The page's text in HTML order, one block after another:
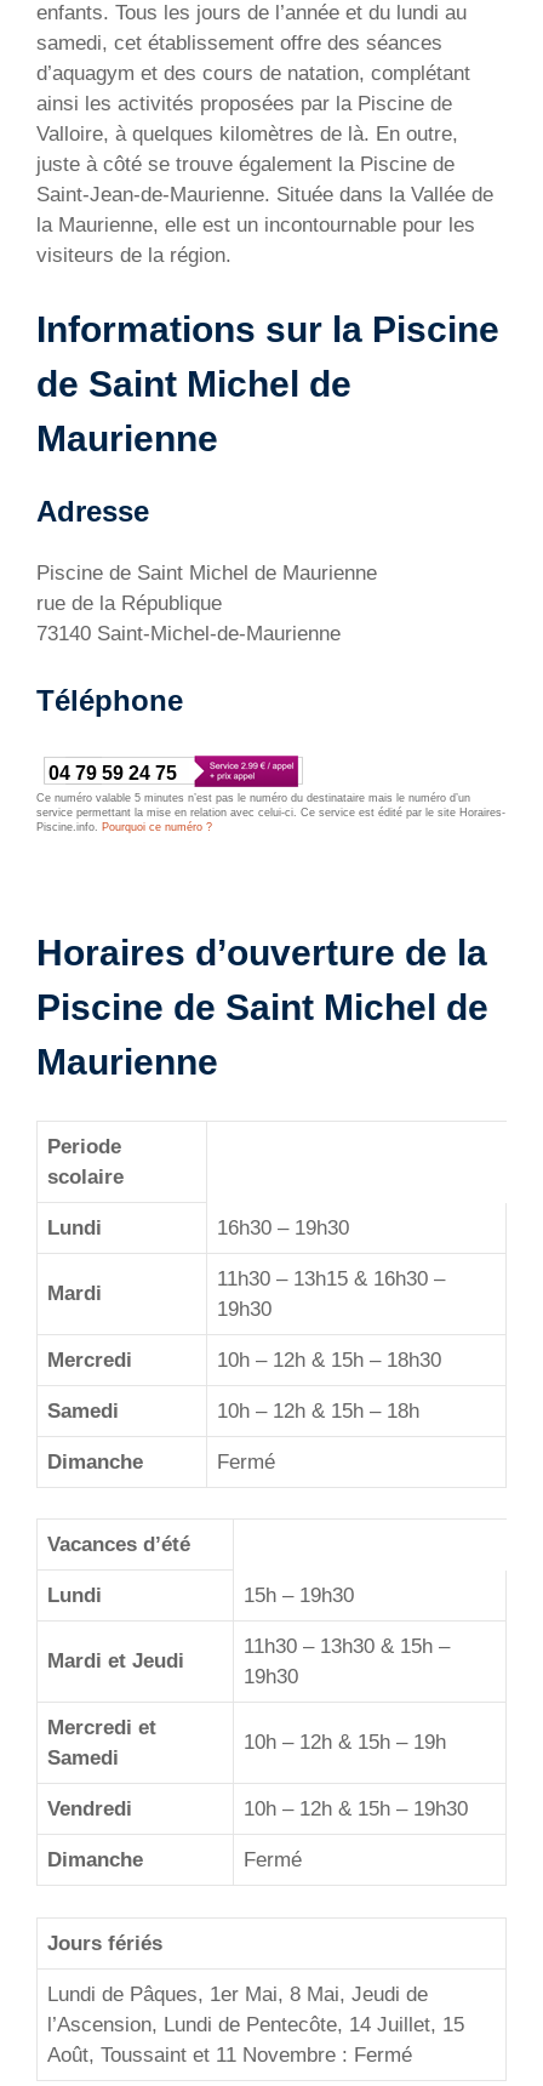
enfants. Tous les jours de l’année et du lundi au
samedi, cet établissement offre des séances
d’aquagym et des cours de natation, complétant
ainsi les activités proposées par la Piscine de
Valloire, à quelques kilomètres de là. En outre,
juste à côté se trouve également la Piscine de
Saint-Jean-de-Maurienne. Située dans la Vallée de
la Maurienne, elle est un incontournable pour les
visiteurs de la région.
Informations sur la Piscine
de Saint Michel de
Maurienne
Adresse
Piscine de Saint Michel de Maurienne
rue de la République
73140 Saint-Michel-de-Maurienne
Téléphone
04 79 59 24 75
Ce numéro valable 5 minutes n’est pas le numéro du destinataire mais le numéro d’un
service permettant la mise en relation avec celui-ci. Ce service est édité par le site Horaires-
Piscine.info. Pourquoi ce numéro ?
Horaires d’ouverture de la
Piscine de Saint Michel de
Maurienne
Periode
scolaire
Lundi 16h30 – 19h30
Mardi
11h30 – 13h15 & 16h30 –
19h30
Mercredi 10h – 12h & 15h – 18h30
Samedi 10h – 12h & 15h – 18h
Dimanche Fermé
Vacances d’été
Lundi 15h – 19h30
Mardi et Jeudi
11h30 – 13h30 & 15h –
19h30
Mercredi et
Samedi
10h – 12h & 15h – 19h
Vendredi 10h – 12h & 15h – 19h30
Dimanche Fermé
Jours fériés
Lundi de Pâques, 1er Mai, 8 Mai, Jeudi de
l’Ascension, Lundi de Pentecôte, 14 Juillet, 15
Août, Toussaint et 11 Novembre : Fermé